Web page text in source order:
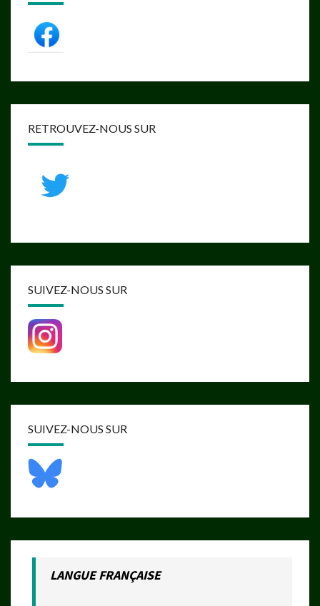
RETROUVEZ-NOUS SUR
SUIVEZ-NOUS SUR
SUIVEZ-NOUS SUR
LANGUE FRANÇAISE